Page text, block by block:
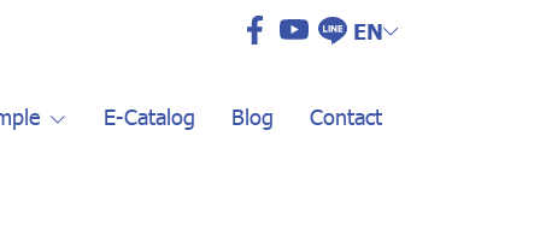
EN
E-Catalog Blog Contact